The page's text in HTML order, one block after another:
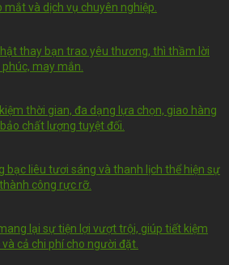
mắt và dịch vụ chuyên nghiệp.
thay bạn trao yêu thương, thì thầm lời
may mắn.
thời gian, đa dạng lựa chọn, giao hàng
chất lượng tuyệt đối.
bạc liêu tươi sáng và thanh lịch thể hiện sự
công rực rỡ.
lại sự tiện lợi vượt trội, giúp tiết kiệm
cả chi phí cho người đặt.